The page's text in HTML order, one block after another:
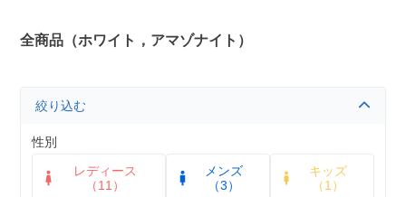
全商品（ホワイト，アマゾナイト）
絞り込む
性別
レディース
（11）
メンズ
（3）
キッズ
（1）